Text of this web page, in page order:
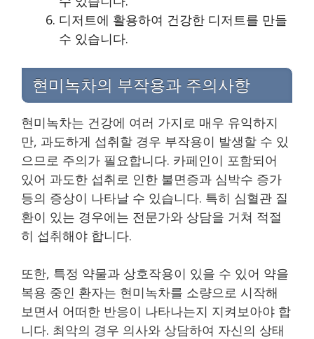
디저트에 활용하여 건강한 디저트를 만들
수 있습니다.
현미녹차의 부작용과 주의사항
현미녹차는 건강에 여러 가지로 매우 유익하지
만, 과도하게 섭취할 경우 부작용이 발생할 수 있
으므로 주의가 필요합니다. 카페인이 포함되어
있어 과도한 섭취로 인한 불면증과 심박수 증가
등의 증상이 나타날 수 있습니다. 특히 심혈관 질
환이 있는 경우에는 전문가와 상담을 거쳐 적절
히 섭취해야 합니다.
또한, 특정 약물과 상호작용이 있을 수 있어 약을
복용 중인 환자는 현미녹차를 소량으로 시작해
보면서 어떠한 반응이 나타나는지 지켜보아야 합
니다. 최악의 경우 의사와 상담하여 자신의 상태